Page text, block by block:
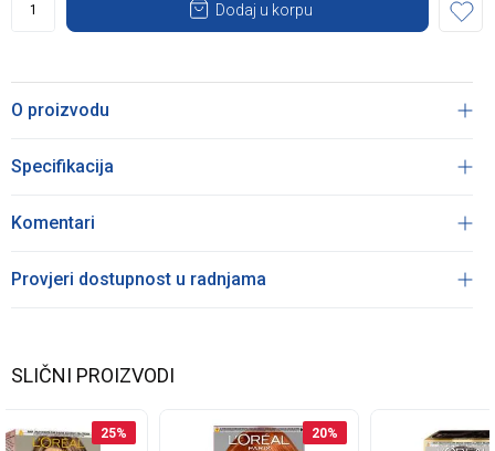
Dodaj u korpu
O proizvodu
Specifikacija
Komentari
Provjeri dostupnost u radnjama
SLIČNI PROIZVODI
25% 20%